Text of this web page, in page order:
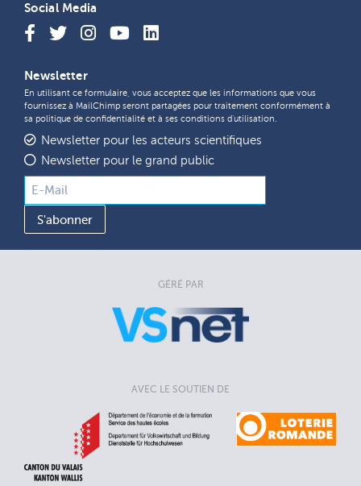
Social Media
Newsletter
En utilisant ce formulaire, vous acceptez que les informations que vous
fournissez à MailChimp seront partagées pour traitement conformément à
sa politique de confidentialité et à ses conditions d'utilisation.
Newsletter pour les acteurs scientifiques
Newsletter pour le grand public
GÉRÉ PAR
AVEC LE SOUTIEN DE